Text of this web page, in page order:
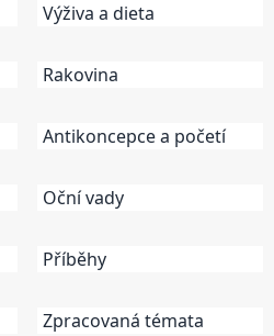
Výživa a dieta
Rakovina
Antikoncepce a početí
Oční vady
Příběhy
Zpracovaná témata